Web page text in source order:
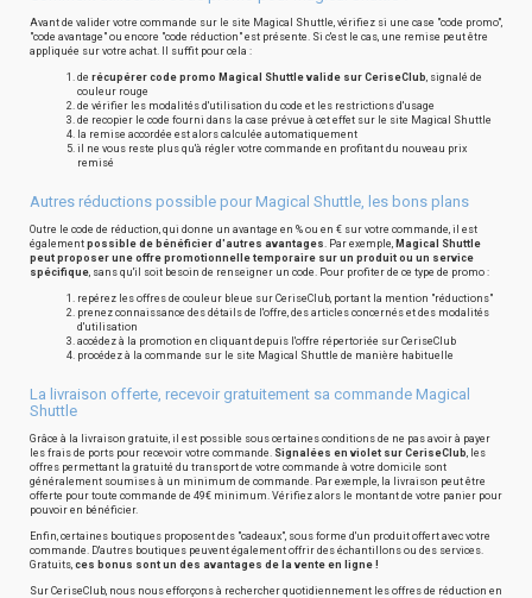
Avant de valider votre commande sur le site Magical Shuttle, vérifiez si une case "code promo",
"code avantage" ou encore "code réduction" est présente. Si c'est le cas, une remise peut être
appliquée sur votre achat. Il suffit pour cela :
de récupérer code promo Magical Shuttle valide sur CeriseClub, signalé de
couleur rouge
de vérifier les modalités d'utilisation du code et les restrictions d'usage
de recopier le code fourni dans la case prévue à cet effet sur le site Magical Shuttle
la remise accordée est alors calculée automatiquement
il ne vous reste plus qu'à régler votre commande en profitant du nouveau prix
remisé
Autres réductions possible pour Magical Shuttle, les bons plans
Outre le code de réduction, qui donne un avantage en % ou en € sur votre commande, il est
également possible de bénéficier d'autres avantages. Par exemple, Magical Shuttle
peut proposer une offre promotionnelle temporaire sur un produit ou un service
spécifique, sans qu'il soit besoin de renseigner un code. Pour profiter de ce type de promo :
repérez les offres de couleur bleue sur CeriseClub, portant la mention "réductions"
prenez connaissance des détails de l'offre, des articles concernés et des modalités
d'utilisation
accédez à la promotion en cliquant depuis l'offre répertoriée sur CeriseClub
procédez à la commande sur le site Magical Shuttle de manière habituelle
La livraison offerte, recevoir gratuitement sa commande Magical
Shuttle
Grâce à la livraison gratuite, il est possible sous certaines conditions de ne pas avoir à payer
les frais de ports pour recevoir votre commande. Signalées en violet sur CeriseClub, les
offres permettant la gratuité du transport de votre commande à votre domicile sont
généralement soumises à un minimum de commande. Par exemple, la livraison peut être
offerte pour toute commande de 49€ minimum. Vérifiez alors le montant de votre panier pour
pouvoir en bénéficier.
Enfin, certaines boutiques proposent des "cadeaux", sous forme d'un produit offert avec votre
commande. D'autres boutiques peuvent également offrir des échantillons ou des services.
Gratuits, ces bonus sont un des avantages de la vente en ligne !
Sur CeriseClub, nous nous efforçons à rechercher quotidiennement les offres de réduction en